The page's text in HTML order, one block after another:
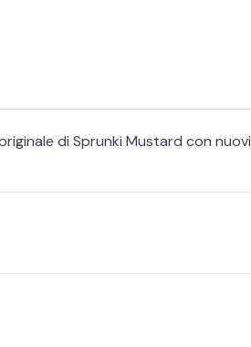
di Sprunki Mustard con nuovi